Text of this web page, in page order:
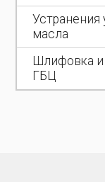
Устранения
масла
Шлифовка и
ГБЦ